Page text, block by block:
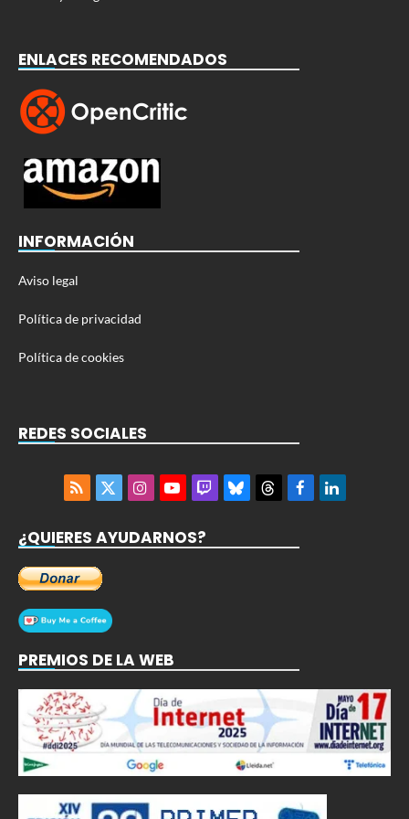
ENLACES RECOMENDADOS
INFORMACIÓN
Aviso legal
Política de privacidad
Política de cookies
REDES SOCIALES
RSS
X
InstagramYouTubeTwitchBlueskyThreadsFacebookLinkedIn
¿QUIERES AYUDARNOS?
PREMIOS DE LA WEB